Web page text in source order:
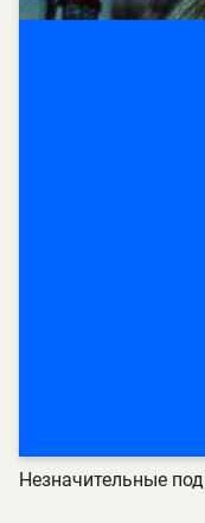
Незначительные